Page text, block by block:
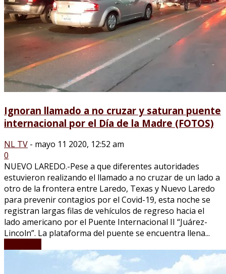
Ignoran llamado a no cruzar y saturan puente
internacional por el Día de la Madre (FOTOS)
NL TV - mayo 11 2020, 12:52 am
0
NUEVO LAREDO.-Pese a que diferentes autoridades
estuvieron realizando el llamado a no cruzar de un lado a
otro de la frontera entre Laredo, Texas y Nuevo Laredo
para prevenir contagios por el Covid-19, esta noche se
registran largas filas de vehículos de regreso hacia el
lado americano por el Puente Internacional II “Juárez-
Lincoln”. La plataforma del puente se encuentra llena...